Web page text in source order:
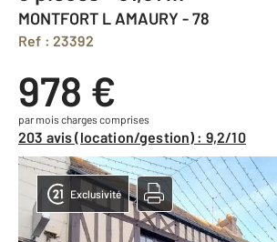
MONTFORT L AMAURY - 78
Ref : 23392
978 €
par mois charges comprises
203 avis (location/gestion) : 9,2/10
Exclusivité